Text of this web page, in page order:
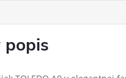
popis